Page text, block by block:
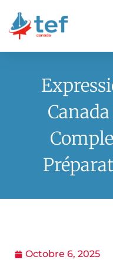
Octobre 6, 2025